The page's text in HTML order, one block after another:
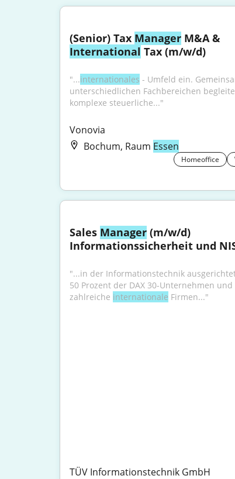
(Senior) Tax Manager
International Tax (m/w/d)
"...internationales - Umfeld ein.
unterschiedlichen Fachbereichen
komplexe steuerliche..."
Vonovia
Bochum, Raum Essen
Homeoffice
Sales Manager (m/w/d)
Informationssicherheit und
"...in der Informationstechnik
50 Prozent der DAX 30-Unternehmen und
zahlreiche internationale Firmen..."
TÜV Informationstechnik GmbH